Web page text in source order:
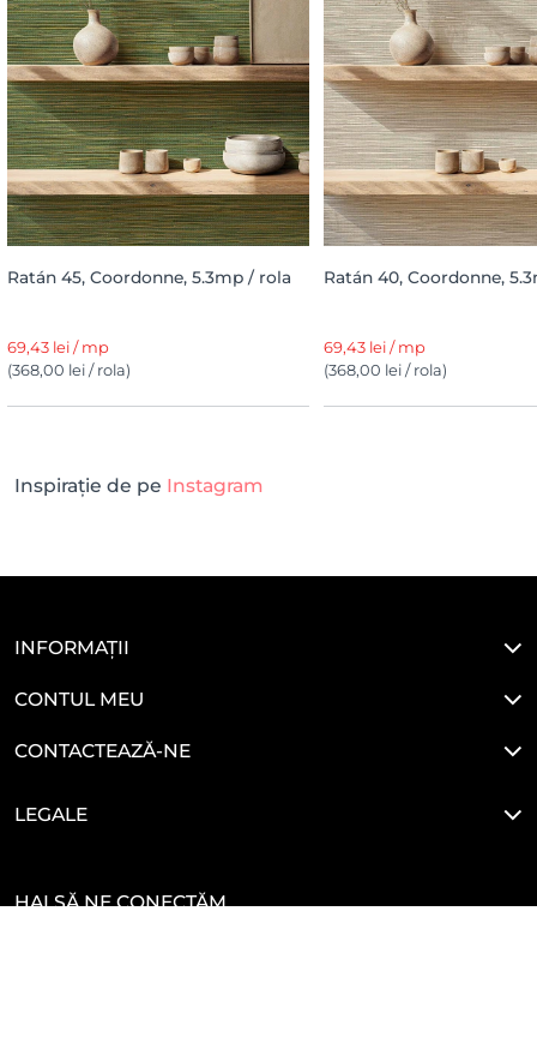
Ratán 45, Coordonne, 5.3mp / rola
69,43 lei / mp
(368,00 lei / rola)
Ratán 40, Coordonne,
69,43 lei / mp
(368,00 lei / rola)
Inspirație de pe Instagram
INFORMAȚII
CONTUL MEU
CONTACTEAZĂ-NE
LEGALE
HAI SĂ NE CONECTĂM